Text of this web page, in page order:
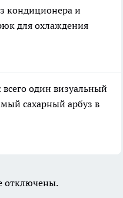
кондиционера и
для охлаждения
один визуальный
сахарный арбуз в
отключены.